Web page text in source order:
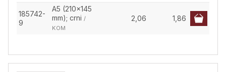
185742-
9
A5 (210x145
mm); crni /
KOM
2,06 1,86